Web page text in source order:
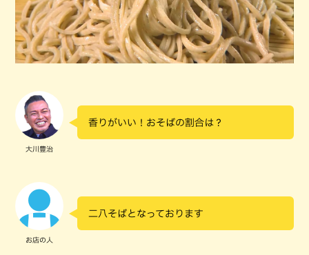
大川豊治
香りがいい！おそばの割合は？
お店の人
二八そばとなっております